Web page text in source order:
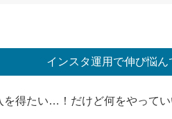
インスタ運用で伸び悩ん
を得たい…！だけど何をやって